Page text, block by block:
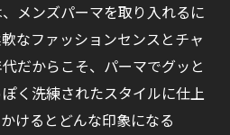
メンズパーマを取り入れるに
なファッションセンスとチャ
だからこそ、パーマでグッと
く洗練されたスタイルに仕上
けるとどんな印象になる